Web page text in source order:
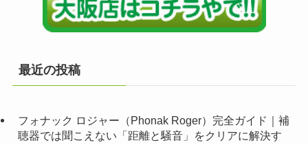
最近の投稿
フォナック ロジャー（Phonak Roger）完全ガイド｜補
聴器では聞こえない「距離と騒音」をクリアに解決す